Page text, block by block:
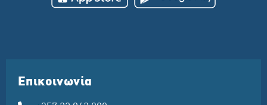
Επικοινωνία